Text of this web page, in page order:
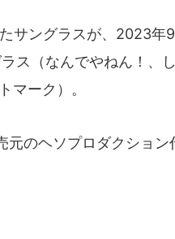
サングラスが、2023年
ス（なんでやねん！、
ーク）。
のヘソプロダクション